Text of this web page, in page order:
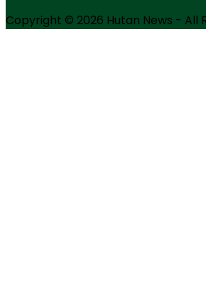
Copyright © 2026 Hutan News - All